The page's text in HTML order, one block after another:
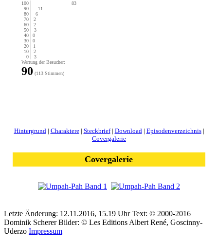
100
83
90
11
80
6
70
2
60
2
50
3
40
0
30
0
20
1
10
2
0
3
Wertung der Besucher:
90 (113 Stimmen)
Hintergrund| Charaktere| Steckbrief| Download| Episodenverzeichnis|
Covergalerie
Covergalerie
Letzte Änderung: 12.11.2016, 15.19 Uhr Text: © 2000-2016
Dominik SchererBilder: © Les Editions Albert René, Goscinny-
Uderzo Impressum